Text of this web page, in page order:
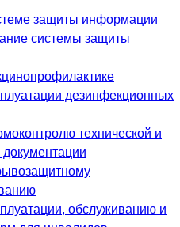
защиты информации
системы защиты
дезинфекционных
технической и
документации
обслуживанию и